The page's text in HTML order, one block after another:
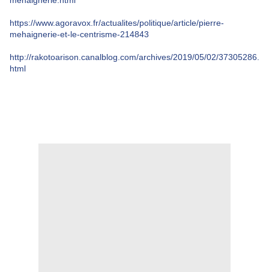
https://www.agoravox.fr/actualites/politique/article/pierre-
mehaignerie-et-le-centrisme-214843
http://rakotoarison.canalblog.com/archives/2019/05/02/37305286.
html